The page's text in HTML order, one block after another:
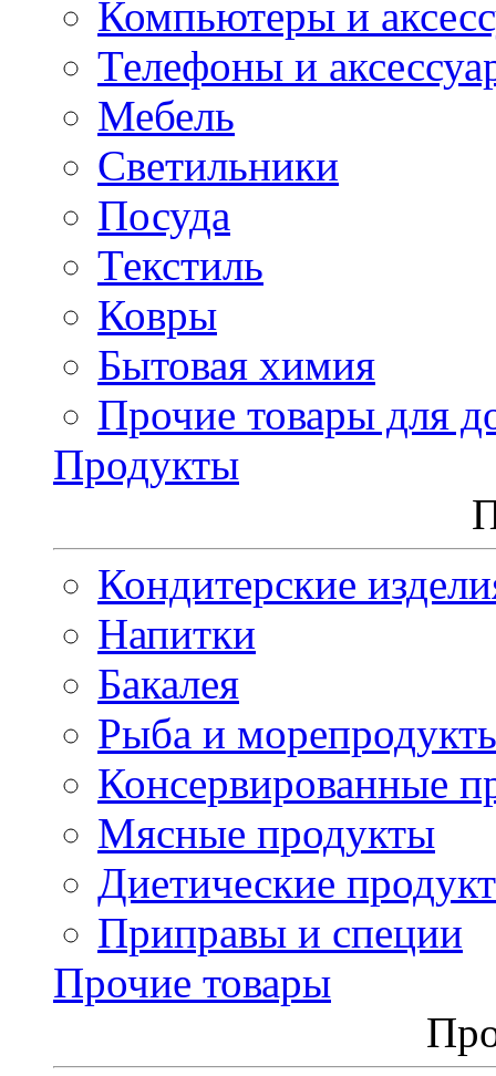
Компьютеры и
Телефоны и
Мебель
Светильники
Посуда
Текстиль
Ковры
Бытовая химия
Прочие товары для
Продукты
Кондитерские
Напитки
Бакалея
Рыба и
Консервированные
Мясные продукты
Диетические
Приправы и специи
Прочие товары